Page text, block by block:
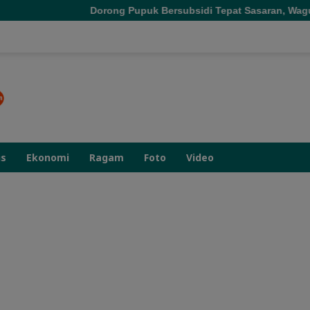
Dorong Pupuk Bersubsidi Tepat Sasaran, Wagub Malut
Ekonomi Ragam Foto Video